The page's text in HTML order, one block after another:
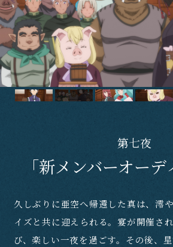
第七夜
「新メンバーオーデ
久しぶりに亜空へ帰還した真は、澪
イズと共に迎えられる。宴が開催さ
び、楽しい一夜を過ごす。その後、